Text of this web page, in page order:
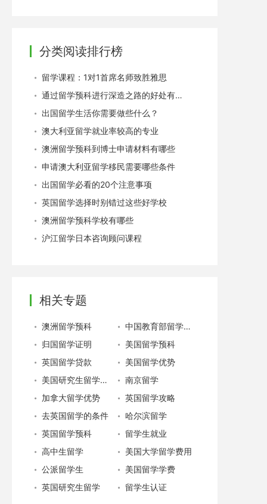
分类阅读排行榜
留学课程：1对1首席名师致胜雅思
通过留学预科进行深造之路的好处有哪些
出国留学生活你需要做些什么？
澳大利亚留学就业率较高的专业
澳洲留学预科到博士申请材料有哪些
申请澳大利亚留学移民需要哪些条件
出国留学必看的20个注意事项
英国留学选择时别错过这些好学校
澳洲留学预科学校有哪些
沪江留学日本咨询顾问课程
相关专题
澳洲留学预科
中国教育部留学服务中心
归国留学证明
美国留学预科
英国留学贷款
美国留学优势
美国研究生留学费用
南京留学
加拿大留学优势
英国留学攻略
去英国留学的条件
哈尔滨留学
英国留学预科
留学生就业
高中生留学
美国大学留学费用
公派留学生
美国留学学费
英国研究生留学
留学生认证